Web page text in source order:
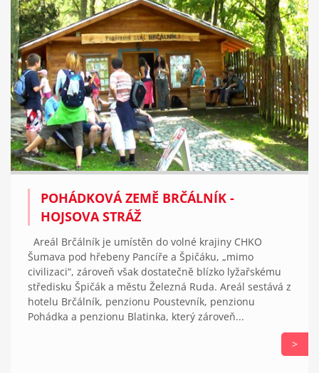
POHÁDKOVÁ ZEMĚ BRČÁLNÍK -
HOJSOVA STRÁŽ
Areál Brčálník je umístěn do volné krajiny CHKO
Šumava pod hřebeny Pancíře a Špičáku, „mimo
civilizaci“, zároveň však dostatečně blízko lyžařskému
středisku Špičák a městu Železná Ruda. Areál sestává z
hotelu Brčálník, penzionu Poustevník, penzionu
Pohádka a penzionu Blatinka, který zároveň...
>